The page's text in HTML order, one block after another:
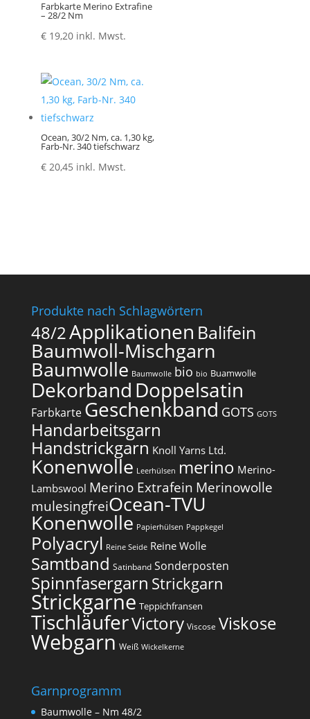
Farbkarte Merino Extrafine
– 28/2 Nm
€19,20 inkl. Mwst.
Ocean, 30/2 Nm, ca. 1,30 kg,
Farb-Nr. 340 tiefschwarz
€20,45 inkl. Mwst.
Produkte nach Schlagwörtern
48/2Applikationen Balifein
Baumwoll-Mischgarn
Baumwolle Baumwolle bio bio Buamwolle
Dekorband Doppelsatin
Farbkarte Geschenkband GOTS GOTS
Handarbeitsgarn
Handstrickgarn Knoll Yarns Ltd.
Konenwolle Leerhülsen merino Merino-
Lambswool Merino Extrafein Merinowolle
mulesingfrei​Ocean-TVU
Konenwolle Papierhülsen Pappkegel
Polyacryl Reine Seide Reine Wolle
Samtband Satinband Sonderposten
Spinnfasergarn Strickgarn
Strickgarne Teppichfransen
TischläuferVictory Viscose Viskose
Webgarn Weiß Wickelkerne
Garnprogramm
Baumwolle – Nm 48/2